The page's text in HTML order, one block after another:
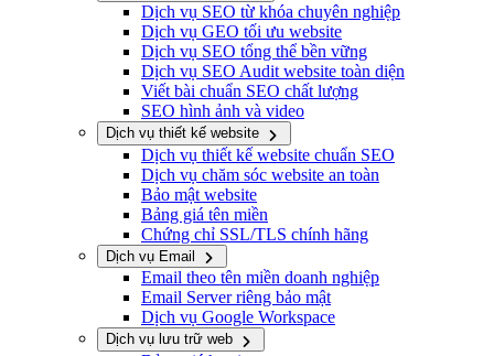
Dịch vụ SEO từ khóa chuyên nghiệp
Dịch vụ GEO tối ưu website
Dịch vụ SEO tổng thể bền vững
Dịch vụ SEO Audit website toàn diện
Viết bài chuẩn SEO chất lượng
SEO hình ảnh và video
Dịch vụ thiết kế website
Dịch vụ thiết kế website chuẩn SEO
Dịch vụ chăm sóc website an toàn
Bảo mật website
Bảng giá tên miền
Chứng chỉ SSL/TLS chính hãng
Dịch vụ Email
Email theo tên miền doanh nghiệp
Email Server riêng bảo mật
Dịch vụ Google Workspace
Dịch vụ lưu trữ web